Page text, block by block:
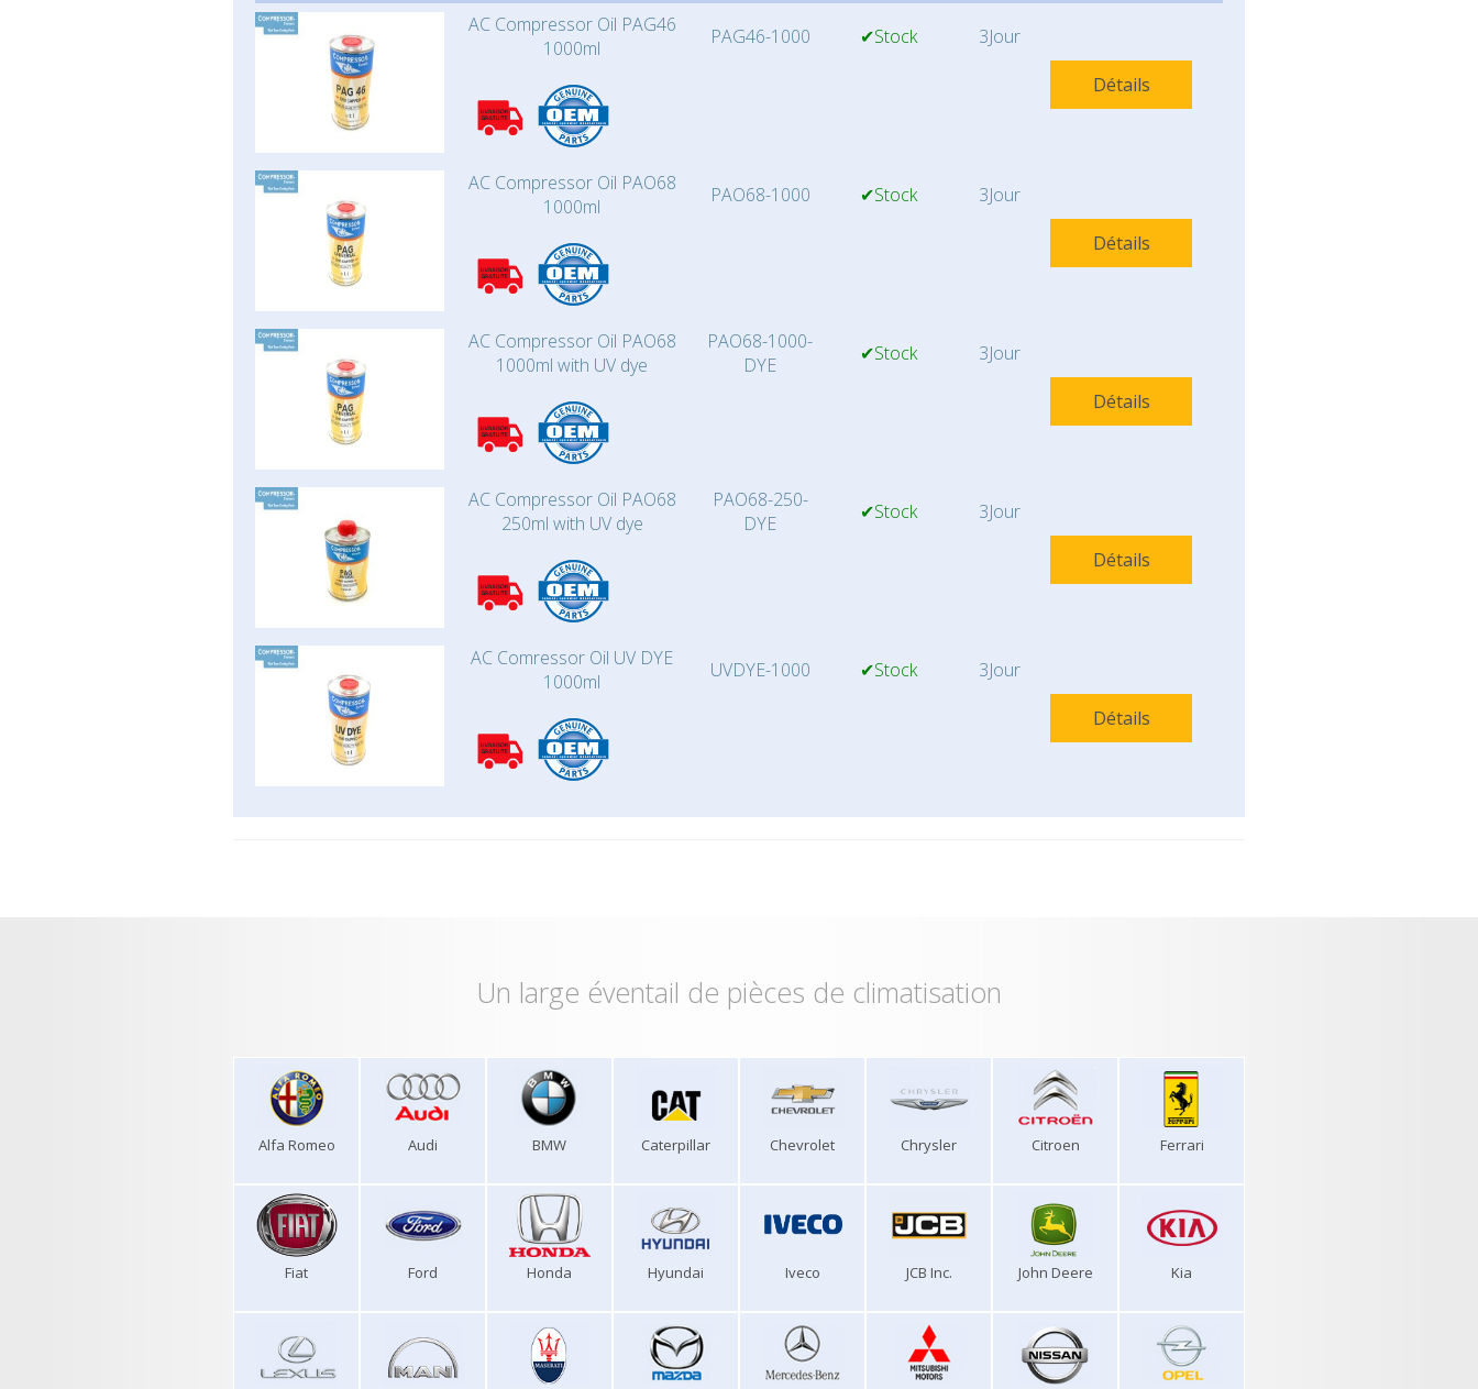
AC Compressor Oil PAG46
1000ml
PAG46-1000 ✔Stock
3Jour
Détails
AC Compressor Oil PAO68
1000ml
PAO68-1000 ✔Stock
3Jour
Détails
AC Compressor Oil PAO68
1000ml with UV dye
PAO68-1000-
DYE
✔Stock
3Jour
Détails
AC Compressor Oil PAO68
250ml with UV dye
PAO68-250-
DYE
✔Stock
3Jour
Détails
AC Comressor Oil UV DYE
1000ml
UVDYE-1000 ✔Stock
3Jour
Détails
Un large éventail de pièces de climatisation
Alfa Romeo Audi BMW Caterpillar Chevrolet Chrysler Citroen Ferrari
Fiat Ford Honda Hyundai Iveco JCB Inc. John Deere Kia